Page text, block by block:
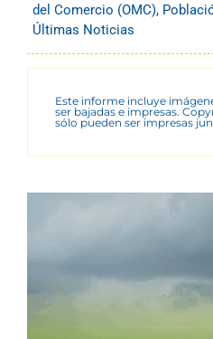
del Comercio (OMC),
Últimas Noticias
Este informe incluye
ser bajadas e impresas.
sólo pueden ser impresas